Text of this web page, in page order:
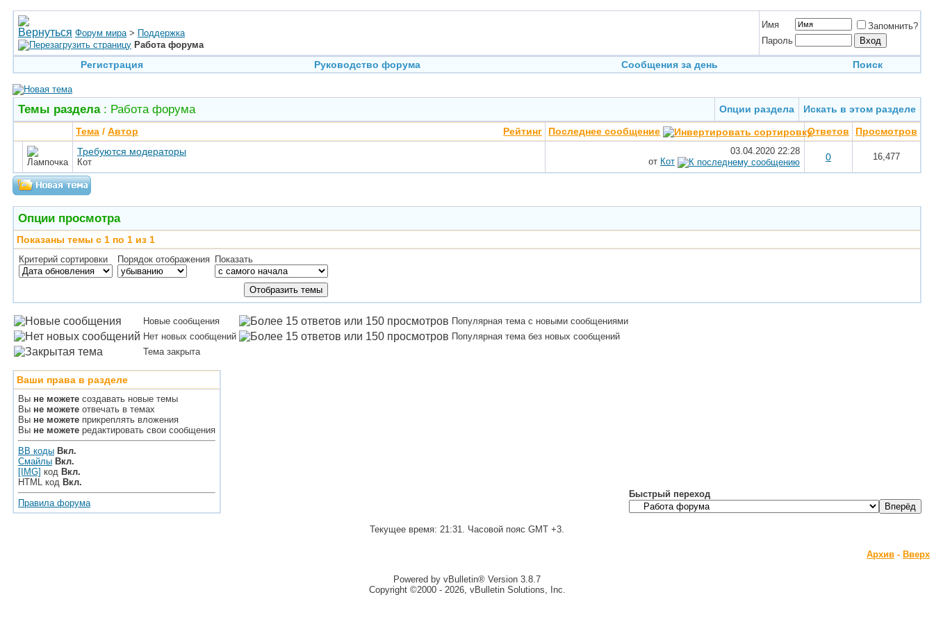
Форум мира > Поддержка
Работа форума
Имя
Запомнить?
Пароль
Регистрация Руководство форума Сообщения за день Поиск
Темы раздела: Работа форума Опции раздела
Искать в этом разделе
Рейтинг
Тема / Автор Последнее сообщение Ответов
Просмотров
Требуются модераторы
Кот
03.04.2020 22:28
от Кот 0 16,477
Опции просмотра
Показаны темы с 1 по 1 из 1
Критерий сортировки Порядок отображения Показать
Новые сообщения
Популярная тема с новыми сообщениями
Нет новых сообщений
Популярная тема без новых сообщений
Тема закрыта
Ваши права в разделе
Вы не можете создавать новые темы
Вы не можете отвечать в темах
Вы не можете прикреплять вложения
Вы не можете редактировать свои сообщения
BB коды Вкл.
Смайлы Вкл.
[IMG] код Вкл.
HTML код Вкл.
Правила форума
Быстрый переход
Текущее время: 21:31. Часовой пояс GMT +3.
Архив - Вверх
Powered by vBulletin® Version 3.8.7
Copyright ©2000 - 2026, vBulletin Solutions, Inc.